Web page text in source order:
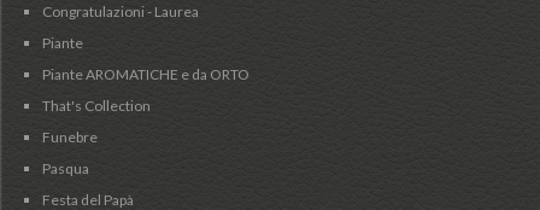
Congratulazioni - Laurea
Piante
Piante AROMATICHE e da ORTO
That's Collection
Funebre
Pasqua
Festa del Papà